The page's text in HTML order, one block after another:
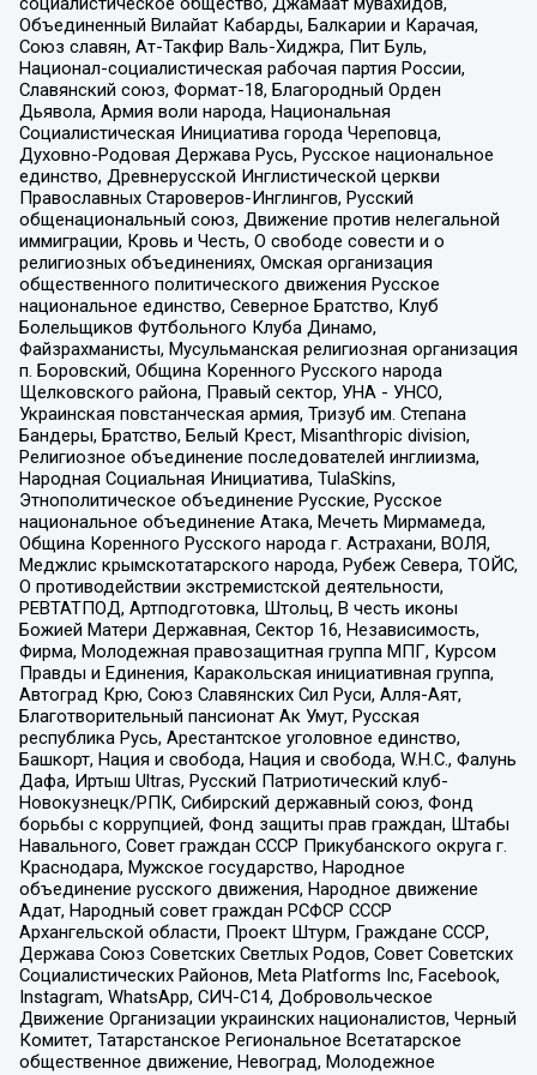
Объединенный Вилайат Кабарды, Балкарии и Карачая,
Союз славян, Ат-Такфир Валь-Хиджра, Пит Буль,
Национал-социалистическая рабочая партия России,
Славянский союз, Формат-18, Благородный Орден
Дьявола, Армия воли народа, Национальная
Социалистическая Инициатива города Череповца,
Духовно-Родовая Держава Русь, Русское национальное
единство, Древнерусской Инглистической церкви
Православных Староверов-Инглингов, Русский
общенациональный союз, Движение против нелегальной
иммиграции, Кровь и Честь, О свободе совести и о
религиозных объединениях, Омская организация
общественного политического движения Русское
национальное единство, Северное Братство, Клуб
Болельщиков Футбольного Клуба Динамо,
Файзрахманисты, Мусульманская религиозная организация
п. Боровский, Община Коренного Русского народа
Щелковского района, Правый сектор, УНА - УНСО,
Украинская повстанческая армия, Тризуб им. Степана
Бандеры, Братство, Белый Крест, Misanthropic division,
Религиозное объединение последователей инглиизма,
Народная Социальная Инициатива, TulaSkins,
Этнополитическое объединение Русские, Русское
национальное объединение Атака, Мечеть Мирмамеда,
Община Коренного Русского народа г. Астрахани, ВОЛЯ,
Меджлис крымскотатарского народа, Рубеж Севера, ТОЙС,
О противодействии экстремистской деятельности,
РЕВТАТПОД, Артподготовка, Штольц, В честь иконы
Божией Матери Державная, Сектор 16, Независимость,
Фирма, Молодежная правозащитная группа МПГ, Курсом
Правды и Единения, Каракольская инициативная группа,
Автоград Крю, Союз Славянских Сил Руси, Алля-Аят,
Благотворительный пансионат Ак Умут, Русская
республика Русь, Арестантское уголовное единство,
Башкорт, Нация и свобода, Нация и свобода, W.H.С., Фалунь
Дафа, Иртыш Ultras, Русский Патриотический клуб-
Новокузнецк/РПК, Сибирский державный союз, Фонд
борьбы с коррупцией, Фонд защиты прав граждан, Штабы
Навального, Совет граждан СССР Прикубанского округа г.
Краснодара, Мужское государство, Народное
объединение русского движения, Народное движение
Адат, Народный совет граждан РСФСР СССР
Архангельской области, Проект Штурм, Граждане СССР,
Держава Союз Советских Светлых Родов, Совет Советских
Социалистических Районов, Meta Platforms Inc, Facebook,
Instagram, WhatsApp, СИЧ-С14, Добровольческое
Движение Организации украинских националистов, Черный
Комитет, Татарстанское Региональное Всетатарское
общественное движение, Невоград, Молодежное